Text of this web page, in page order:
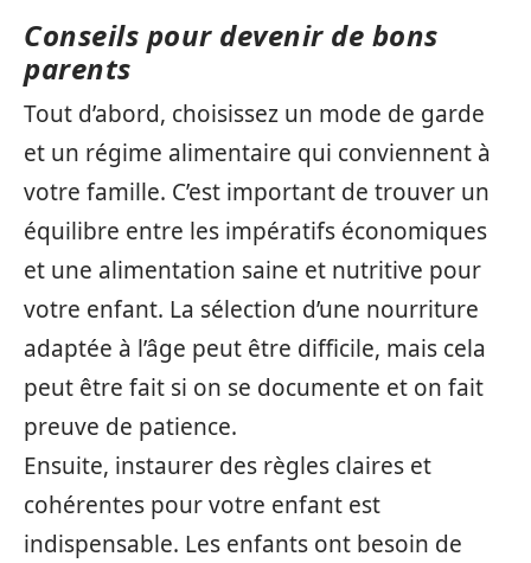
Conseils pour devenir de bons
parents
Tout d’abord, choisissez un mode de garde
et un régime alimentaire qui conviennent à
votre famille. C’est important de trouver un
équilibre entre les impératifs économiques
et une alimentation saine et nutritive pour
votre enfant. La sélection d’une nourriture
adaptée à l’âge peut être difficile, mais cela
peut être fait si on se documente et on fait
preuve de patience.
Ensuite, instaurer des règles claires et
cohérentes pour votre enfant est
indispensable. Les enfants ont besoin de